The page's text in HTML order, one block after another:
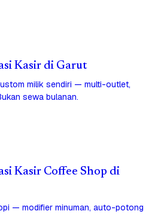
Kasir di Garut
milik sendiri — multi-outlet,
sewa bulanan.
Kasir Coffee Shop di
— modifier minuman, auto-potong